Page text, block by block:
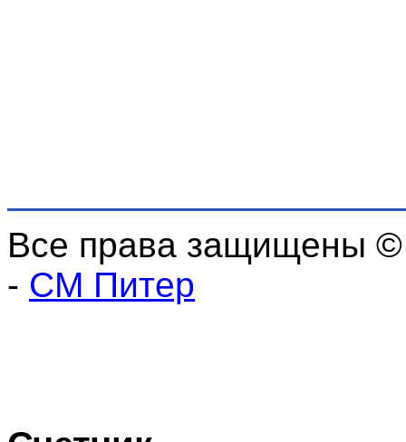
Все права защищены
- СМ Питер